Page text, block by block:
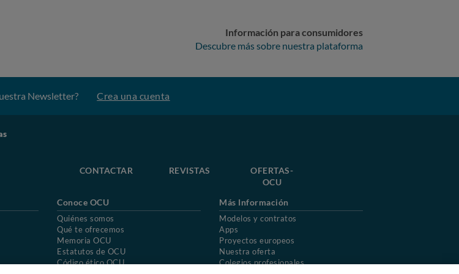
Información para consumidores
Descubre más sobre nuestra plataforma
Newsletter? Crea una cuenta
CONTACTAR REVISTAS
OFERTAS-
OCU
Conoce OCU
Quiénes somos
Qué te ofrecemos
Memoria OCU
Estatutos de OCU
Código ético OCU
Más Información
Modelos y contratos
Apps
Proyectos europeos
Nuestra oferta
Colegios profesionales